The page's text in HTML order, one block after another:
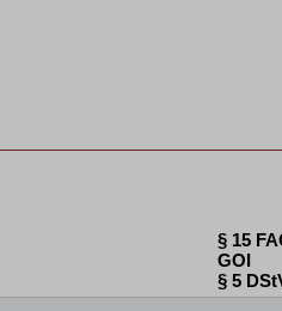
§ 15
GOI
§ 5